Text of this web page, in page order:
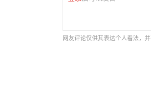
网友评论仅供其表达个人看法，